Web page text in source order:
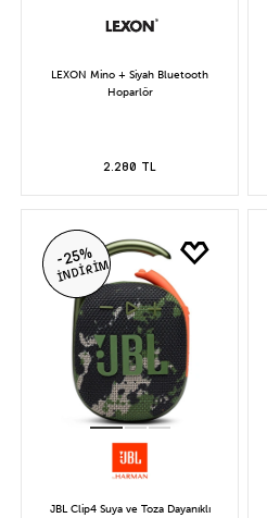
LEXON Mino + Siyah Bluetooth
Hoparlör
2.280 TL
-25%
İNDİRİM
JBL Clip4 Suya ve Toza Dayanıklı